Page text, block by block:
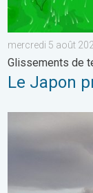
mercredi 5 août
Glissements de
Le Japon
Les feux de